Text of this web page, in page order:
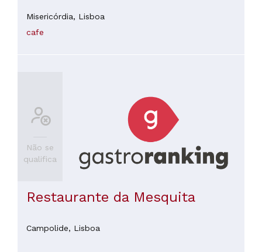
Misericórdia, Lisboa
cafe
Não se
qualifica
Restaurante da Mesquita
Campolide, Lisboa